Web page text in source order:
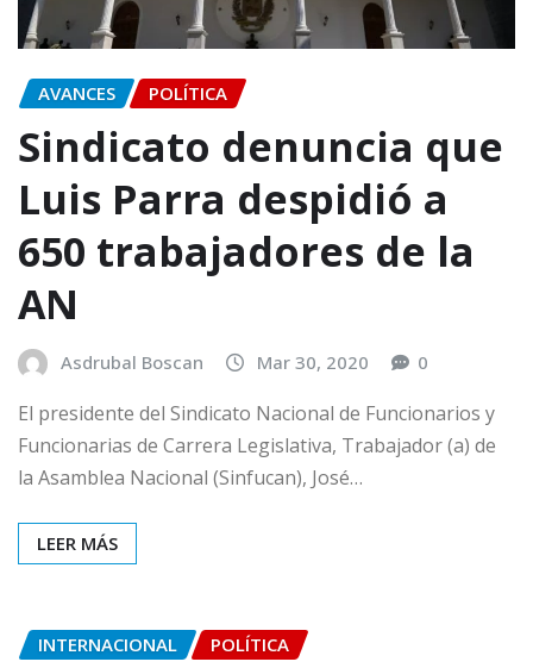
AVANCES POLÍTICA
Sindicato denuncia que
Luis Parra despidió a
650 trabajadores de la
AN
Asdrubal Boscan Mar 30, 2020 0
El presidente del Sindicato Nacional de Funcionarios y
Funcionarias de Carrera Legislativa, Trabajador (a) de
la Asamblea Nacional (Sinfucan), José…
LEER MÁS
INTERNACIONAL POLÍTICA